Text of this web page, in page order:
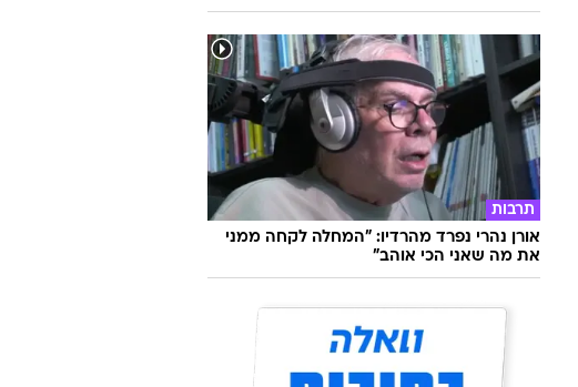
תרבות
אורן נהרי נפרד מהרדיו: "המחלה לקחה ממני
את מה שאני הכי אוהב"